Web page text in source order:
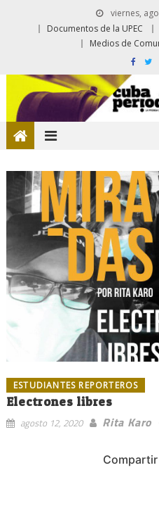
viernes,
Documentos de la UPEC
Medios de
ESTUDIANTES REPORTEROS
Electrones libres
agosto 12, 2020 Rita Karo
Compartir